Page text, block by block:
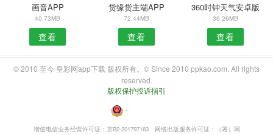
画音APP
40.73MB
查看
货缘货主端APP
72.44MB
查看
360时钟天气安卓版
36.26MB
查看
© 2010 至今 皇彩网app下载 版权所有。© Since 2010 ppkao.com. All rights
reserved.
版权保护投诉指引
・
增值电信业务经营许可证：京B2-201797163
网络出版服务许可证：（署）网